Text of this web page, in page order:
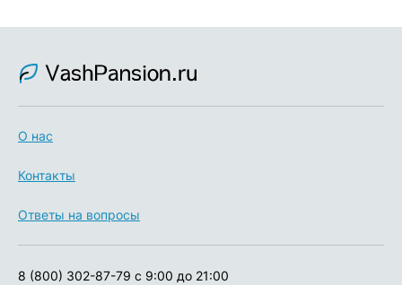
О нас
Контакты
Ответы на вопросы
8 (800) 302-87-79 с 9:00 до 21:00